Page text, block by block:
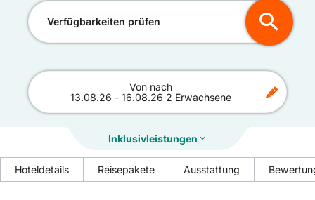
Verfügbarkeiten prüfen
Von nach
13.08.26 - 16.08.26 2 Erwachsene
Inklusivleistungen
Hoteldetails Reisepakete Ausstattung